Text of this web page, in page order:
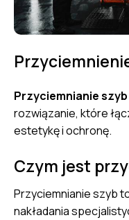
Przyciemnianie szyb
rozwiązanie, które
estetykę i ochronę.
Czym jest
Przyciemnianie szyb
nakładania